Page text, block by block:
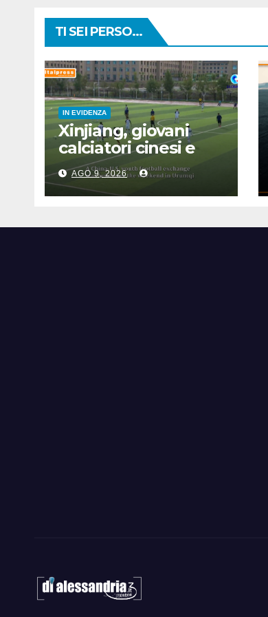
TI SEI PERSO...
IN EVIDENZA
Xinjiang, giovani
calciatori cinesi e
statunitensi si
incontrano grazie a
sport
AGO 9, 2026